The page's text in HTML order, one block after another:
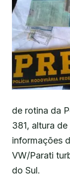
de rotina da
381, altura de
informações
VW/Parati
do Sul.